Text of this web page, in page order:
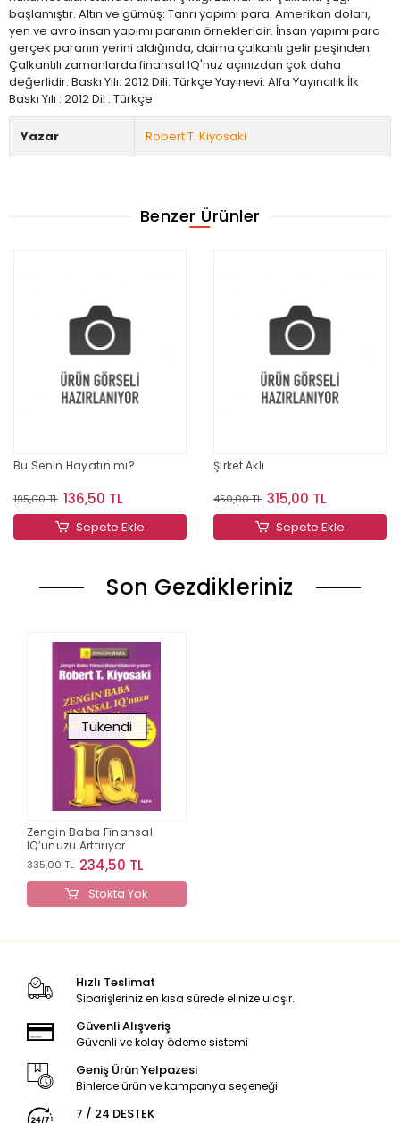
başlamıştır. Altın ve gümüş: Tanrı yapımı para. Amerikan doları,
yen ve avro insan yapımı paranın örnekleridir. İnsan yapımı para
gerçek paranın yerini aldığında, daima çalkantı gelir peşinden.
Çalkantılı zamanlarda finansal IQ'nuz açınızdan çok daha
değerlidir. Baskı Yılı: 2012 Dili: Türkçe Yayınevi: Alfa Yayıncılık İlk
Baskı Yılı : 2012 Dil : Türkçe
Yazar Robert T. Kiyosaki
Benzer Ürünler
Bu Senin Hayatın mı?
195,00 TL 136,50 TL
Sepete Ekle
Şirket Aklı
450,00 TL 315,00 TL
Sepete Ekle
Son Gezdikleriniz
Tükendi
Zengin Baba Finansal
IQ’unuzu Arttırıyor
335,00 TL 234,50 TL
Stokta Yok
Hızlı Teslimat
Siparişleriniz en kısa sürede elinize ulaşır.
Güvenli Alışveriş
Güvenli ve kolay ödeme sistemi
Geniş Ürün Yelpazesi
Binlerce ürün ve kampanya seçeneği
7 / 24 DESTEK